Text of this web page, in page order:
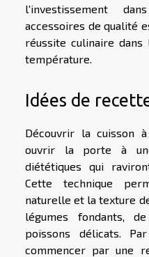
l'investissement
accessoires de qualité
réussite culinaire
température.
Idées de
Découvrir la cuisson
ouvrir la porte à
diététiques qui
Cette technique
naturelle et la texture
légumes fondants,
poissons délicats.
commencer par une